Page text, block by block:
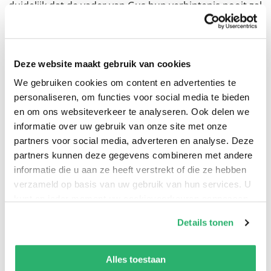
Deze website maakt gebruik van cookies
We gebruiken cookies om content en advertenties te
personaliseren, om functies voor social media te bieden
en om ons websiteverkeer te analyseren. Ook delen we
informatie over uw gebruik van onze site met onze
partners voor social media, adverteren en analyse. Deze
partners kunnen deze gegevens combineren met andere
informatie die u aan ze heeft verstrekt of die ze hebben
verzameld op basis van uw gebruik van hun services. U
kunnen ontvangen en verwerken.
Details tonen
Alles toestaan
duidelijk dat de vader van Gus hun verbintenis nooit zal
goedkeuren. Toch belooft Gus aan Hope dat ze na zijn
militaire training samen de toekomst zullen delen. Om
Hope naar Londen, met een levensveranderend
geheim. Daar ontvangt ze verpletterend nieuws. Zal
Hope in de donkerste dagen van de oorlog de moed
vinden om anderen een betere toekomst te bieden? En
zal haar eigen verhaal van kracht Mia inspireren om
haar hart te volgen?
is het achtste en laatste deel in de
bestsellerserieDe verloren dochters, met meeslepende
liefdesgeschiedenissen over de hele wereld. Van